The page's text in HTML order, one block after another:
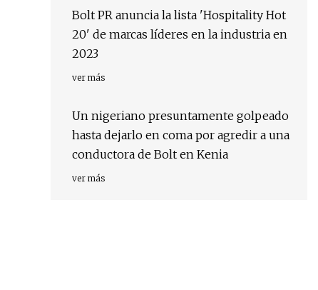
Bolt PR anuncia la lista 'Hospitality Hot
20' de marcas líderes en la industria en
2023
ver más
Un nigeriano presuntamente golpeado
hasta dejarlo en coma por agredir a una
conductora de Bolt en Kenia
ver más